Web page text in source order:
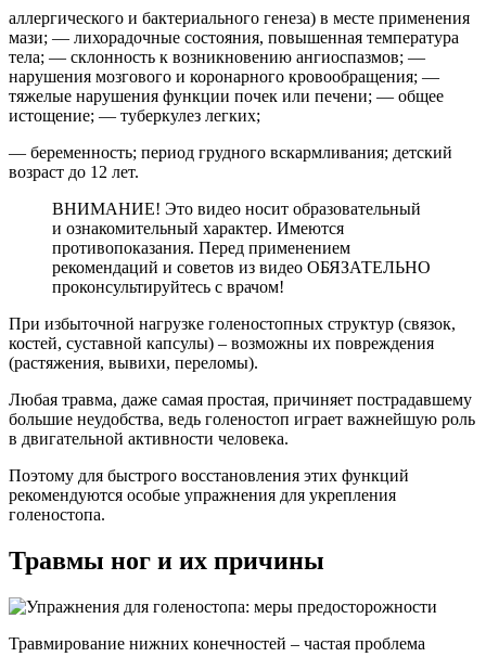
аллергического и бактериального генеза) в месте применения
мази; — лихорадочные состояния, повышенная температура
тела; — склонность к возникновению ангиоспазмов; —
нарушения мозгового и коронарного кровообращения; —
тяжелые нарушения функции почек или печени; — общее
истощение; — туберкулез легких;
— беременность; период грудного вскармливания; детский
возраст до 12 лет.
ВНИМАНИЕ! Это видео носит образовательный
и ознакомительный характер. Имеются
противопоказания. Перед применением
рекомендаций и советов из видео ОБЯЗАТЕЛЬНО
проконсультируйтесь с врачом!
При избыточной нагрузке голеностопных структур (связок,
костей, суставной капсулы) – возможны их повреждения
(растяжения, вывихи, переломы).
Любая травма, даже самая простая, причиняет пострадавшему
большие неудобства, ведь голеностоп играет важнейшую роль
в двигательной активности человека.
Поэтому для быстрого восстановления этих функций
рекомендуются особые упражнения для укрепления
голеностопа.
Травмы ног и их причины
Травмирование нижних конечностей – частая проблема